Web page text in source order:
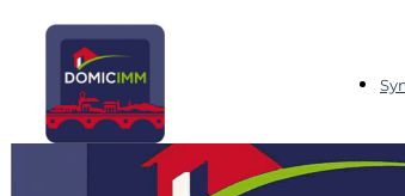
Localisation